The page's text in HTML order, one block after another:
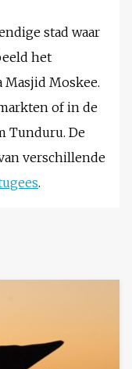
stad waar
het
Masjid Moskee.
of in de
Tunduru. De
verschillende
.